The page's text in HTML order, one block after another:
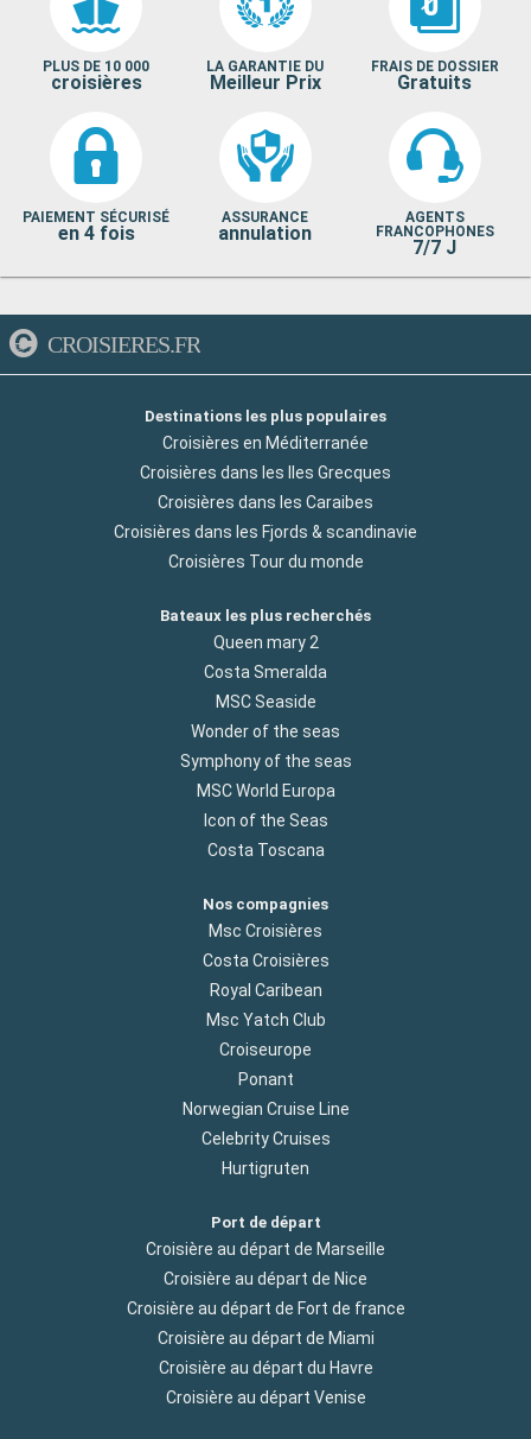
PLUS DE 10 000
croisières
LA GARANTIE DU
Meilleur Prix
FRAIS DE DOSSIER
Gratuits
PAIEMENT SÉCURISÉ
en 4 fois
ASSURANCE
annulation
AGENTS
FRANCOPHONES
7/7 J
CROISIERES.FR
Destinations les plus populaires
Croisières en Méditerranée
Croisières dans les Iles Grecques
Croisières dans les Caraibes
Croisières dans les Fjords & scandinavie
Croisières Tour du monde
Bateaux les plus recherchés
Queen mary 2
Costa Smeralda
MSC Seaside
Wonder of the seas
Symphony of the seas
MSC World Europa
Icon of the Seas
Costa Toscana
Nos compagnies
Msc Croisières
Costa Croisières
Royal Caribean
Msc Yatch Club
Croiseurope
Ponant
Norwegian Cruise Line
Celebrity Cruises
Hurtigruten
Port de départ
Croisière au départ de Marseille
Croisière au départ de Nice
Croisière au départ de Fort de france
Croisière au départ de Miami
Croisière au départ du Havre
Croisière au départ Venise